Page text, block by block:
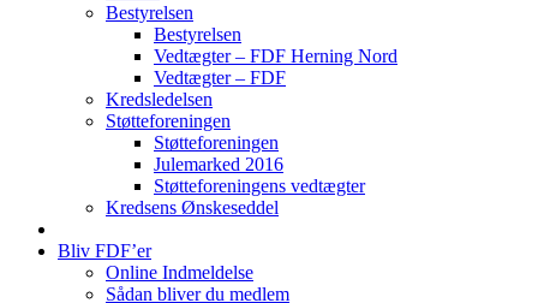
Bestyrelsen
Bestyrelsen
Vedtægter – FDF Herning Nord
Vedtægter – FDF
Kredsledelsen
Støtteforeningen
Støtteforeningen
Julemarked 2016
Støtteforeningens vedtægter
Kredsens Ønskeseddel
Bliv FDF’er
Online Indmeldelse
Sådan bliver du medlem